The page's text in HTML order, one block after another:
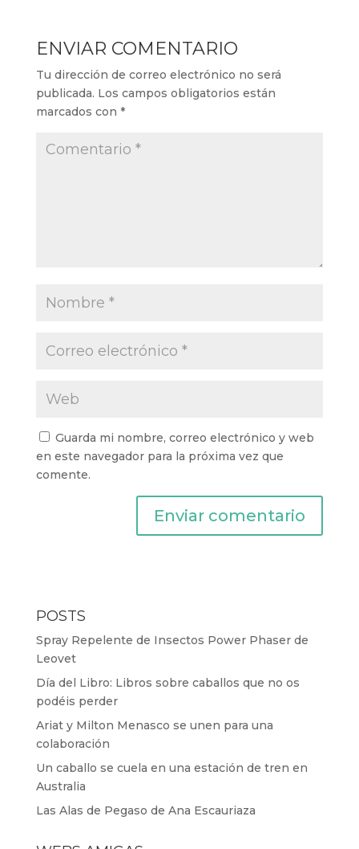
ENVIAR COMENTARIO
Tu dirección de correo electrónico no será
publicada. Los campos obligatorios están
marcados con *
Guarda mi nombre, correo electrónico y web
en este navegador para la próxima vez que
comente.
POSTS
Spray Repelente de Insectos Power Phaser de
Leovet
Día del Libro: Libros sobre caballos que no os
podéis perder
Ariat y Milton Menasco se unen para una
colaboración
Un caballo se cuela en una estación de tren en
Australia
Las Alas de Pegaso de Ana Escauriaza